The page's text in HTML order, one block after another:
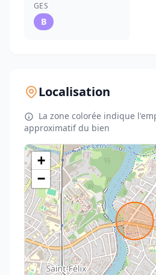
GES
B
Localisation
La zone colorée indique
approximatif du bien
+
−